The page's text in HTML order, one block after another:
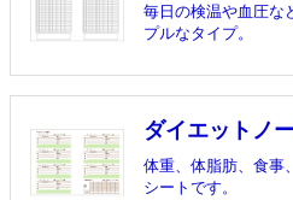
毎日の検温や血圧な
プルなタイプ。
ダイエットノ
体重、体脂肪、食事
シートです。